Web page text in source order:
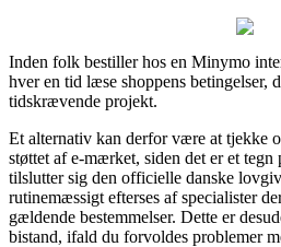
Inden folk bestiller hos en Minymo
hver en tid læse shoppens betingelser,
tidskrævende projekt.
Et alternativ kan derfor være at tjekke
støttet af e-mærket, siden det er et tegn
tilslutter sig den officielle danske
rutinemæssigt efterses af specialister
gældende bestemmelser. Dette er
bistand, ifald du forvoldes problemer